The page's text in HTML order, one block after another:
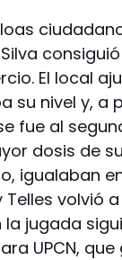
El local
su nivel y, a
fue al
dosis de
igualaban
volvió
jugada
UPCN,